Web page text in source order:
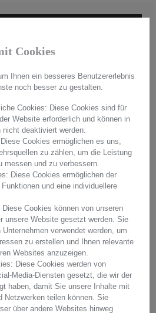
werden in aufwendiger Handarbeit
Unikate hergestellt. Mit jedem
Handwerk in einer einzigartigen Qualität
Glanz. Überzeugen Sie sich von
Sie sich von unserer Qualität.
Arnstadt, Thüringen, Deutschland
shop.de
Cookies
Ihnen ein besseres Benutzererlebnis
noch besser zu gestalten.
Cookies: Diese Cookies sind für
Website erforderlich und können in
deaktiviert werden.
Cookies ermöglichen es uns,
zu zählen, um die Leistung
messen und zu verbessern.
Diese Cookies ermöglichen der
und eine individuellere
Diese Cookies können von unseren
unsere Website gesetzt werden. Sie
verwendet werden, um
zu erstellen und Ihnen relevante
Websites anzuzeigen.
Diese Cookies werden von
Media-Diensten gesetzt, die wir der
haben, damit Sie unsere Inhalte mit
Netzwerken teilen können. Sie
über andere Websites hinweg